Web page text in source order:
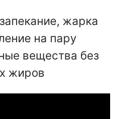
жарка
на пару
вещества без
жиров